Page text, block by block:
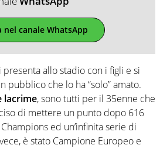
nel canale WhatsApp
allo stadio con i figli e si
pubblico che lo ha “solo” amato.
lacrime, sono tutti per il 35enne che
di mettere un punto dopo 616
ed un’infinita serie di
è stato Campione Europeo e